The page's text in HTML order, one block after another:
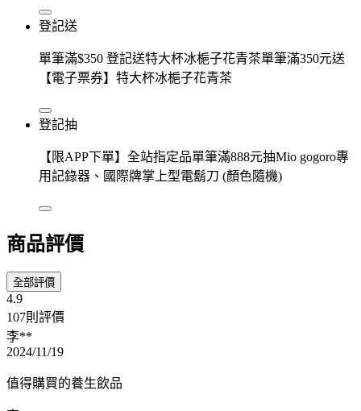
登記送
單筆滿$350 登記送特大杯冰梔子花青茶單筆滿350元送
【電子票券】特大杯冰梔子花青茶
登記抽
【限APP下單】全站指定品單筆滿888元抽Mio gogoro專
用記錄器、國際牌掌上型電鬍刀 (顏色隨機)
商品評價
全部評價
4.9
107則評價
李**
2024/11/19
值得購買的養生飲品